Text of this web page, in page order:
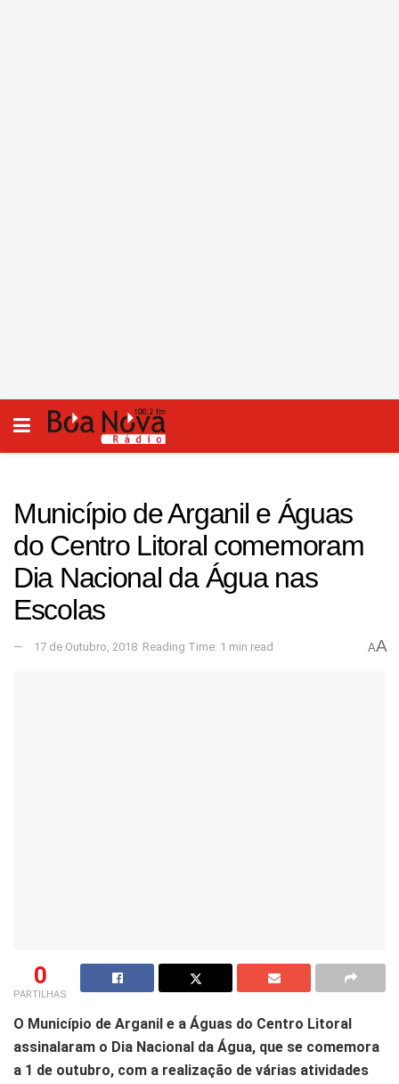
Município de Arganil e Águas
do Centro Litoral comemoram
Dia Nacional da Água nas
Escolas
17 de Outubro, 2018 Reading Time: 1 min read AA
0
PARTILHAS
O Município de Arganil e a Águas do Centro Litoral
assinalaram o Dia Nacional da Água, que se comemora
a 1 de outubro, com a realização de várias atividades